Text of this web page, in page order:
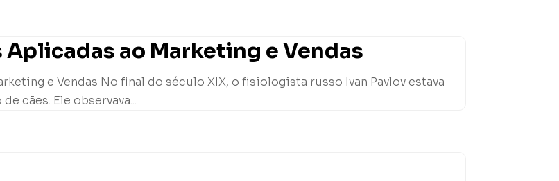
Aplicadas ao Marketing e Vendas
e Vendas No final do século XIX, o fisiologista russo Ivan Pavlov estava
cães. Ele observava...